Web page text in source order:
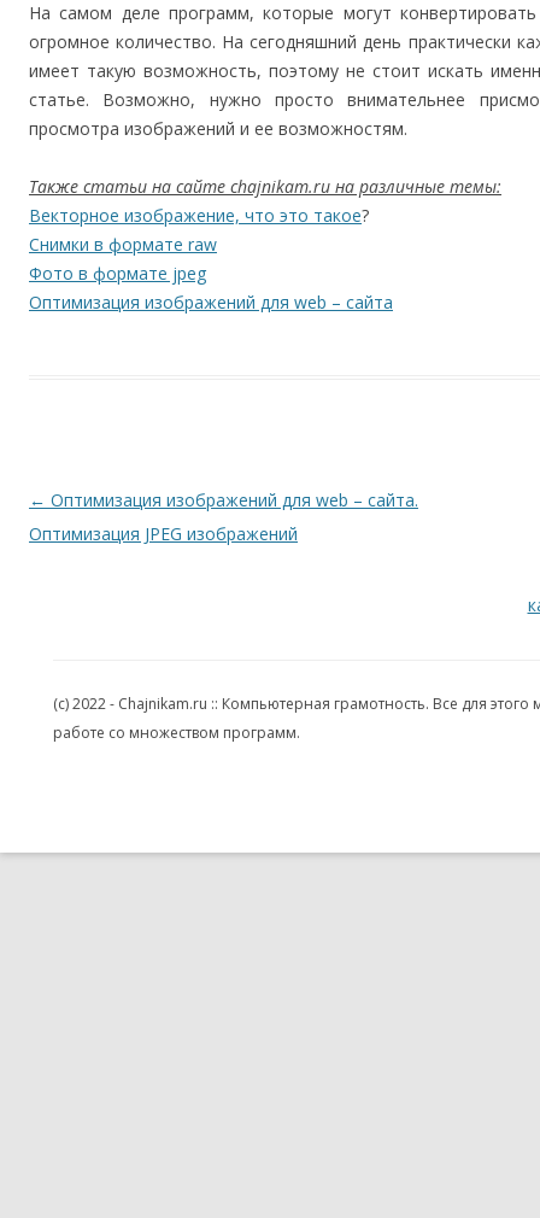
На самом деле программ, которые могут
огромное количество. На сегодняшний день практически
имеет такую возможность, поэтому не стоит искать
статье. Возможно, нужно просто внимательнее
просмотра изображений и ее возможностям.
Также статьи на сайте chajnikam.ru на различные темы:
Векторное изображение, что это такое?
Снимки в формате raw
Фото в формате jpeg
Оптимизация изображений для web – сайта
Навигация по записям
← Оптимизация изображений для web – сайта.
Оптимизация JPEG изображений
(c) 2022 - Chajnikam.ru :: Компьютерная грамотность. Все для
работе со множеством программ.